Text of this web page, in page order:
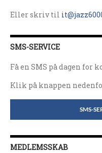
Eller skriv til
SMS-SERVICE
Få en SMS på dagen for
Klik på knappen
SMS-
MEDLEMSSKAB